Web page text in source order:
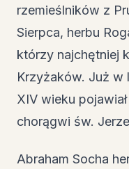
rzemieślników z
Sierpca, herbu
którzy najchętniej
Krzyżaków. Już w
XIV wieku
chorągwi św.
Abraham Socha